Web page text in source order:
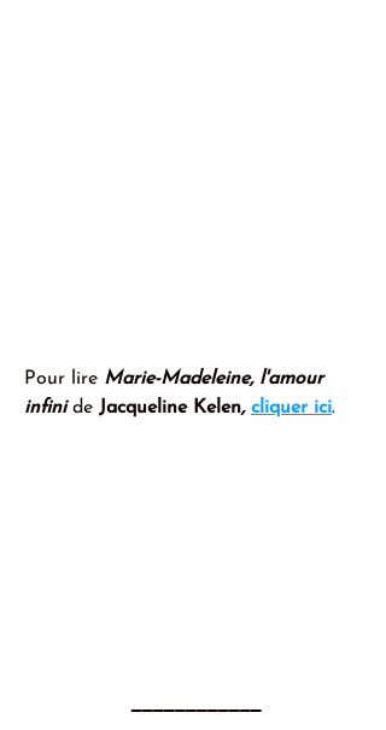
Pour lire Marie-Madeleine, l'amour
infini de Jacqueline Kelen, cliquer ici.
____________